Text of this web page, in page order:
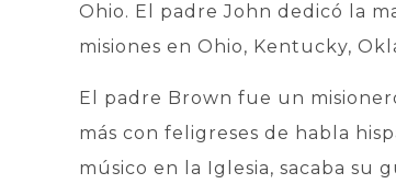
Ohio. El padre John dedicó la
misiones en Ohio, Kentucky,
El padre Brown fue un
más con feligreses de habla
músico en la Iglesia, sacaba su